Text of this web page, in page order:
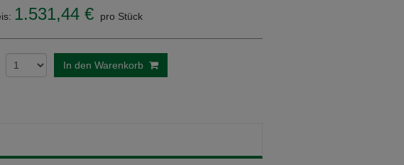
1.531,44 € pro Stück
In den Warenkorb